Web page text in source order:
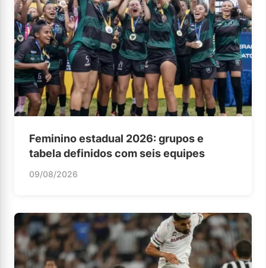
Feminino estadual 2026: grupos e
tabela definidos com seis equipes
09/08/2026